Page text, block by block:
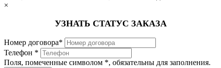
×
УЗНАТЬ СТАТУС ЗАКАЗА
Номер договора*
Телефон *
Поля, помеченные символом *, обязательны для заполнения.